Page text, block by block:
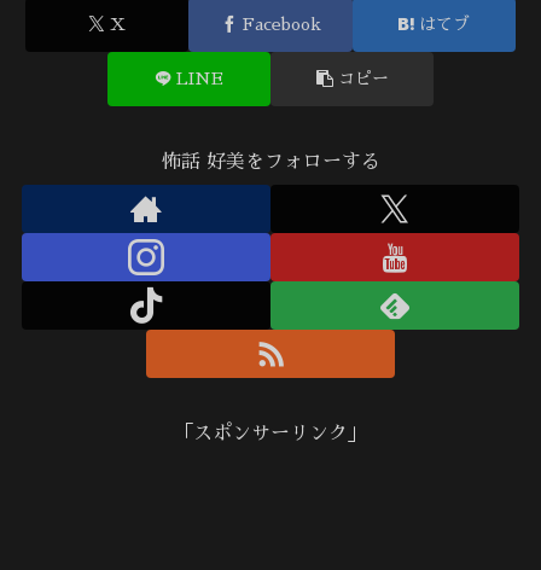
X Facebook はてブ
LINE コピー
怖話 好美をフォローする
「スポンサーリンク」